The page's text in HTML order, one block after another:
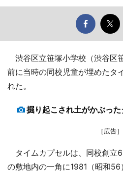
渋谷区立笹塚小学校（渋谷区
前に当時の同校児童が埋めたタ
れた。
掘り起こされ土がかぶっ
［広告］
タイムカプセルは、同校創立
の敷地内の一角に1981（昭和